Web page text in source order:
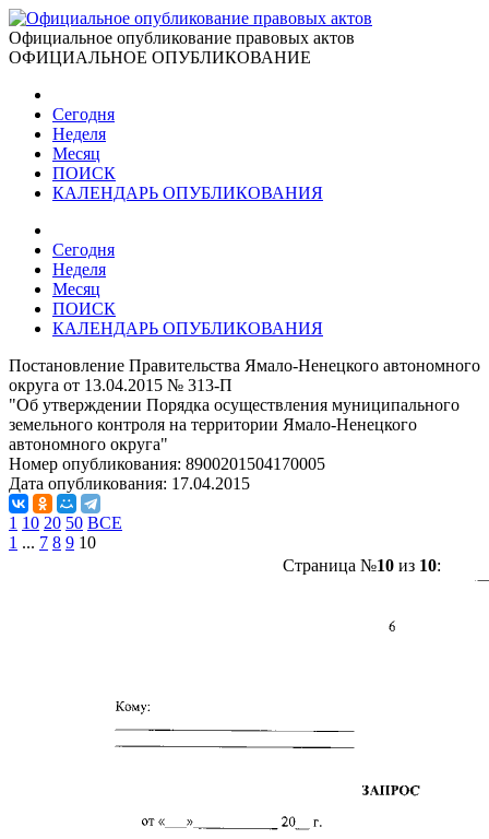
Официальное опубликование правовых актов
ОФИЦИАЛЬНОЕ ОПУБЛИКОВАНИЕ
Сегодня
Неделя
Месяц
ПОИСК
КАЛЕНДАРЬ ОПУБЛИКОВАНИЯ
Сегодня
Неделя
Месяц
ПОИСК
КАЛЕНДАРЬ ОПУБЛИКОВАНИЯ
Постановление Правительства Ямало-Ненецкого автономного
округа от 13.04.2015 № 313-П
"Об утверждении Порядка осуществления муниципального
земельного контроля на территории Ямало-Ненецкого
автономного округа"
Номер опубликования: 8900201504170005
Дата опубликования: 17.04.2015
1 10 20 50 ВСЕ
1 ... 7 8 9 10
Страница №10из 10: